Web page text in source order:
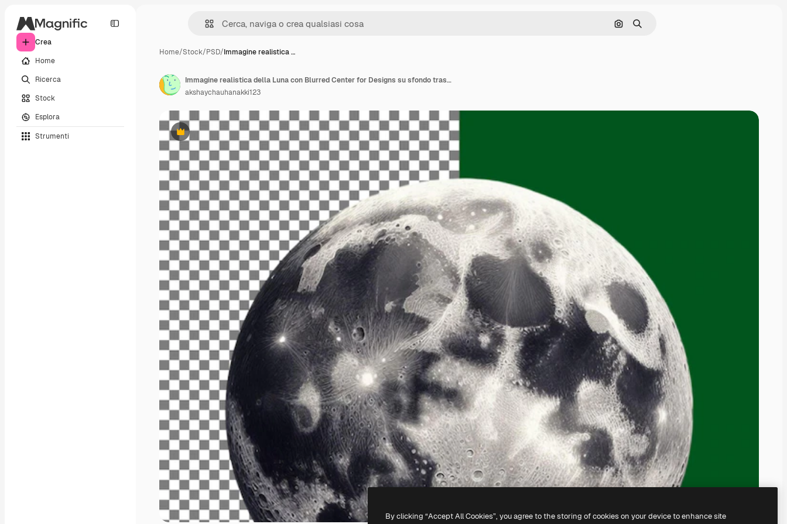
Crea
Home
Ricerca
Stock
Esplora
Strumenti
Cerca per immagine
Ricerca
Home/Stock/PSD/Immagine realistica …
Premium
Immagine realistica della Luna con Blurred Center for Designs su sfondo trasparente png psd
akshaychauhanakki123
By clicking “Accept All Cookies”, you agree to the storing of cookies on your device to enhance site